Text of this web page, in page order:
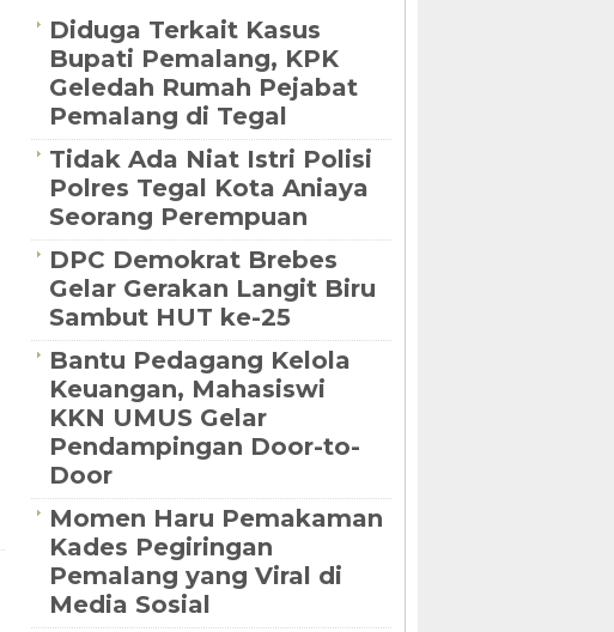
Diduga Terkait Kasus
Bupati Pemalang, KPK
Geledah Rumah Pejabat
Pemalang di Tegal
Tidak Ada Niat Istri Polisi
Polres Tegal Kota Aniaya
Seorang Perempuan
DPC Demokrat Brebes
Gelar Gerakan Langit Biru
Sambut HUT ke-25
Bantu Pedagang Kelola
Keuangan, Mahasiswi
KKN UMUS Gelar
Pendampingan Door-to-
Door
Momen Haru Pemakaman
Kades Pegiringan
Pemalang yang Viral di
Media Sosial